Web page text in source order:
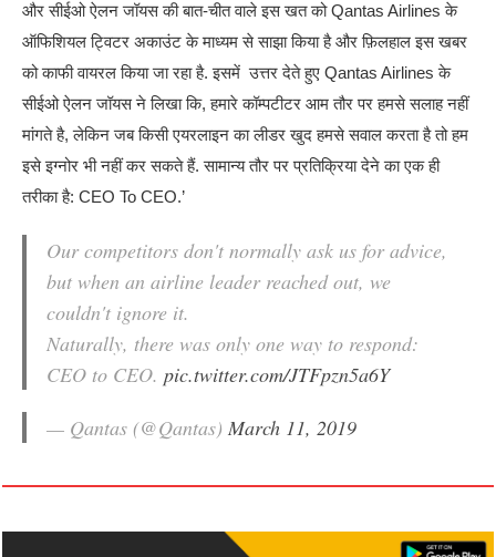
और सीईओ ऐलन जॉयस की बात-चीत वाले इस खत को Qantas Airlines के
ऑफिशियल ट्विटर अकाउंट के माध्यम से साझा किया है और फ़िलहाल इस खबर
को काफी वायरल किया जा रहा है. इसमें उत्तर देते हुए Qantas Airlines के
सीईओ ऐलन जॉयस ने लिखा कि, हमारे कॉम्पटीटर आम तौर पर हमसे सलाह नहीं
मांगते है, लेकिन जब किसी एयरलाइन का लीडर खुद हमसे सवाल करता है तो हम
इसे इग्नोर भी नहीं कर सकते हैं. सामान्य तौर पर प्रतिक्रिया देने का एक ही
तरीका है: CEO To CEO.’
Our competitors don't normally ask us for advice,
but when an airline leader reached out, we
couldn't ignore it.
Naturally, there was only one way to respond:
CEO to CEO.pic.twitter.com/JTFpzn5a6Y
— Qantas (@Qantas)March 11, 2019